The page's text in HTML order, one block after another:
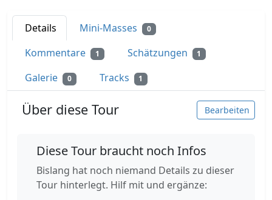
Details Mini-Masses 0
Kommentare 1 Schätzungen 1
Galerie 0 Tracks 1
Über diese Tour Bearbeiten
Diese Tour braucht noch Infos
Bislang hat noch niemand Details zu dieser
Tour hinterlegt. Hilf mit und ergänze: